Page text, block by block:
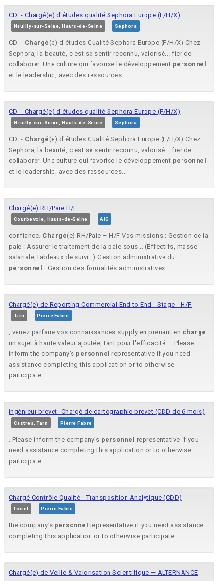
CDI - Chargé(e) d'études qualité Sephora Europe (F/H/X)
Neuilly-sur-Seine, Hauts-de-Seine Sephora
CDI - Chargé (e) d'études Qualité Sephora Europe (F/H/X) Chez
Sephora, la beauté, c'est se sentir reconnu, valorisé... fier de
collaborer. Une culture qui favorise le développement personnel
et le leadership, avec des ressources...
CDI - Chargé(e) d'études qualité Sephora Europe (F/H/X)
Neuilly-sur-Seine, Hauts-de-Seine Sephora
CDI - Chargé (e) d'études Qualité Sephora Europe (F/H/X) Chez
Sephora, la beauté, c'est se sentir reconnu, valorisé... fier de
collaborer. Une culture qui favorise le développement personnel
et le leadership, avec des ressources...
Chargé(e) RH/Paie H/F
Courbevoie, Hauts-de-Seine AIG
confiance. Chargé(e) RH/Paie – H/F Vos missions : Gestion de la
paie : Assurer le traitement de la paie sous... (Effectifs, masse
salariale, tableaux de suivi…) Gestion administrative du
personnel
: Gestion des formalités administratives...
Chargé(e) de Reporting Commercial End to End - Stage - H/F
Tarn Pierre Fabre
, venez parfaire vos connaissances supply en prenant en charge
un sujet à haute valeur ajoutée, tant pour l'efficacité.... Please
inform the company’s personnel representative if you need
assistance completing this application or to otherwise
participate...
ingénieur brevet -Chargé de cartographie brevet (CDD de 6 mois)
Castres, Tarn Pierre Fabre
. Please inform the company’s personnel
representative if you
need assistance completing this application or to otherwise
participate...
Chargé Contrôle Qualité - Transposition Analytique (CDD)
Loiret Pierre Fabre
the company’s personnel
representative if you need assistance
completing this application or to otherwise participate...
Chargé(e) de Veille & Valorisation Scientifique — ALTERNANCE